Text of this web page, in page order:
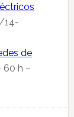
14-
de
60 h –